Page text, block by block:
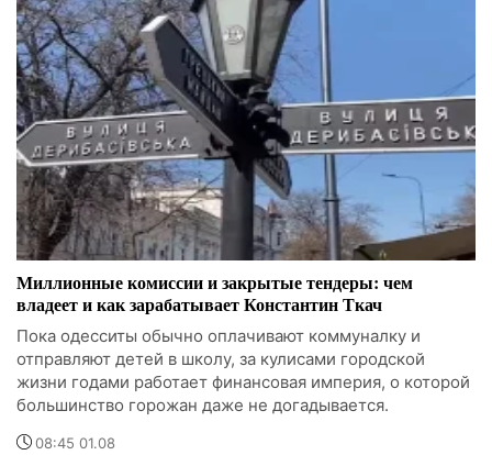
Миллионные комиссии и закрытые тендеры: чем
владеет и как зарабатывает Константин Ткач
Пока одесситы обычно оплачивают коммуналку и
отправляют детей в школу, за кулисами городской
жизни годами работает финансовая империя, о которой
большинство горожан даже не догадывается.
08:45 01.08